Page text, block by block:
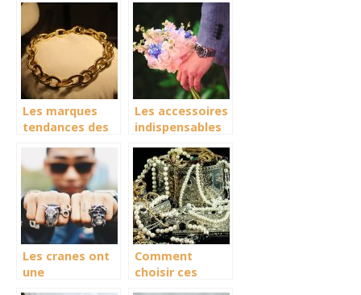
Les marques
tendances des
Les accessoires
indispensables
masculine
Les cranes ont
une
Comment
choisir ces